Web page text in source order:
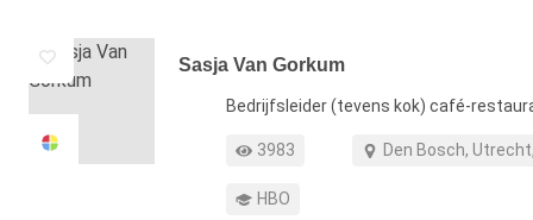
Sasja Van Gorkum
FunctieBedrijfsleider (tevens kok) café-
Profiel weergaven
3983
Werkgebied Den Bosch,
Opleiding HBO